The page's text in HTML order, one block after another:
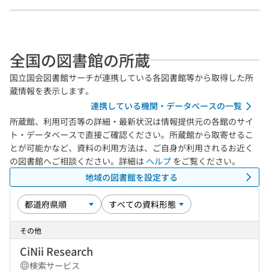
全国の図書館の所蔵
国立国会図書館サーチが連携している各図書館等から取得した所
蔵情報を表示します。
連携している機関・データベースの一覧
所蔵館、利用可否等の詳細・最新状況は情報提供元の各館のサイ
ト・データベースで直接ご確認ください。所蔵館から取寄せるこ
とが可能かなど、資料の利用方法は、ご自身が利用されるお近く
の図書館へご相談ください。詳細は ヘルプ をご覧ください。
地域の図書館を設定する
その他
CiNii Research
検索サービス